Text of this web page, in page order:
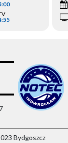
Bydgoszcz